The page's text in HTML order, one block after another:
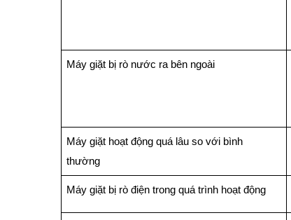
Máy giặt bị rò nước ra bên ngoài
Máy giặt hoạt động quá lâu so với bình
thường
Máy giặt bị rò điện trong quá trình hoạt động